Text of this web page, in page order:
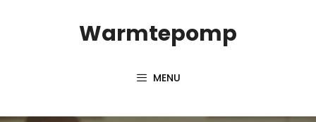
Warmtepomp
MENU